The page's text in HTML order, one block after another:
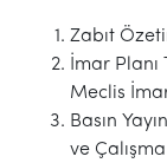
Zabıt
İmar
Meclis
Basın
ve